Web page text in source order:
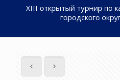
XIII открытый турнир по
городского